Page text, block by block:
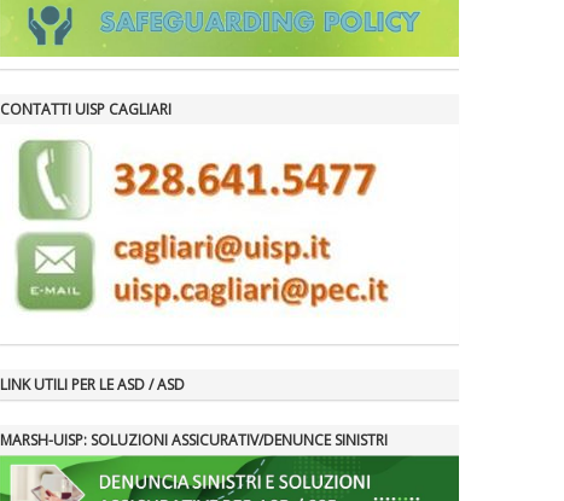
Tiziano Pesce nel Cda di
Fondazione Terzjus: prima riunione
a Roma
CONTATTI UISP CAGLIARI
LINK UTILI PER LE ASD / ASD
MARSH-UISP: SOLUZIONI ASSICURATIV/DENUNCE SINISTRI